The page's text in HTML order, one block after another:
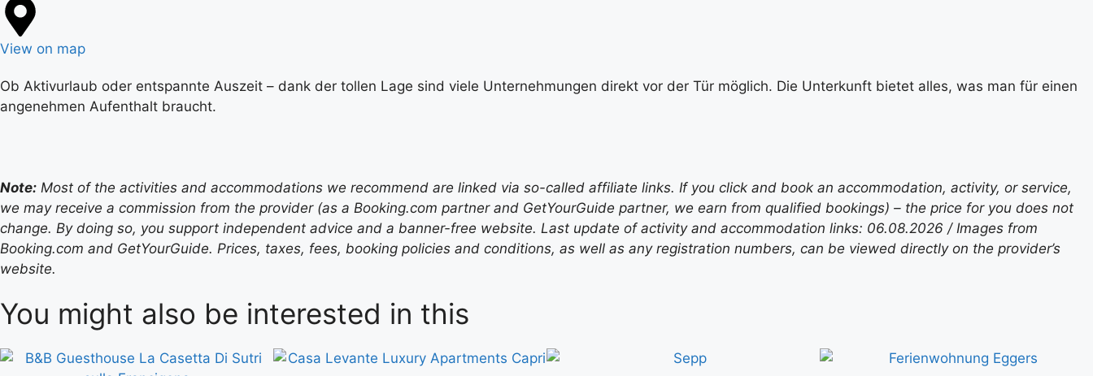
View on map
Ob Aktivurlaub oder entspannte Auszeit – dank der tollen Lage sind viele Unternehmungen direkt vor der Tür möglich. Die Unterkunft bietet alles, was man für einen
angenehmen Aufenthalt braucht.
Note: Most of the activities and accommodations we recommend are linked via so-called affiliate links. If you click and book an accommodation, activity, or service,
we may receive a commission from the provider (as a Booking.com partner and GetYourGuide partner, we earn from qualified bookings) – the price for you does not
change. By doing so, you support independent advice and a banner-free website. Last update of activity and accommodation links: 06.08.2026 / Images from
Booking.com and GetYourGuide. Prices, taxes, fees, booking policies and conditions, as well as any registration numbers, can be viewed directly on the provider’s
website.
You might also be interested in this